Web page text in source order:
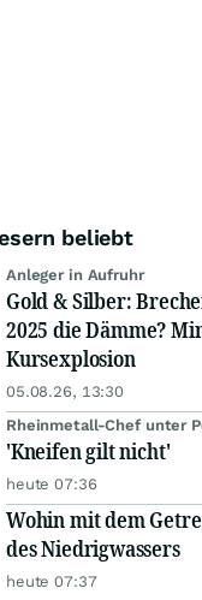
beliebt
Anleger in Aufruhr
Gold & Silber:
2025 die Dämme?
Kursexplosion
05.08.26, 13:30
Rheinmetall-Chef unter
'Kneifen gilt nicht'
heute 07:36
Wohin mit dem
des Niedrigwassers
heute 07:37